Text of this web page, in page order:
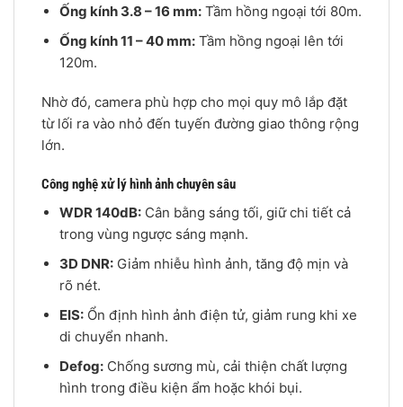
Ống kính 3.8 – 16 mm:Tầm hồng ngoại tới 80m.
Ống kính 11 – 40 mm:Tầm hồng ngoại lên tới
120m.
Nhờ đó, camera phù hợp cho mọi quy mô lắp đặt
từ lối ra vào nhỏ đến tuyến đường giao thông rộng
lớn.
Công nghệ xử lý hình ảnh chuyên sâu
WDR 140dB:Cân bằng sáng tối, giữ chi tiết cả
trong vùng ngược sáng mạnh.
3D DNR:Giảm nhiễu hình ảnh, tăng độ mịn và
rõ nét.
EIS:Ổn định hình ảnh điện tử, giảm rung khi xe
di chuyển nhanh.
Defog:Chống sương mù, cải thiện chất lượng
hình trong điều kiện ẩm hoặc khói bụi.